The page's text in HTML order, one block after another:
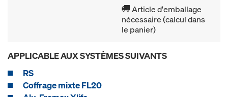
Article d'emballage
nécessaire (calcul dans
le panier)
APPLICABLE AUX SYSTÈMES SUIVANTS
RS
Coffrage mixte FL20